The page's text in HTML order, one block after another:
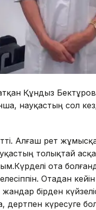
Құндыз
науқастың сол
Алғаш рет жұмысқа
толықтай
ота
Отадан
бірден
дертпен күресуге